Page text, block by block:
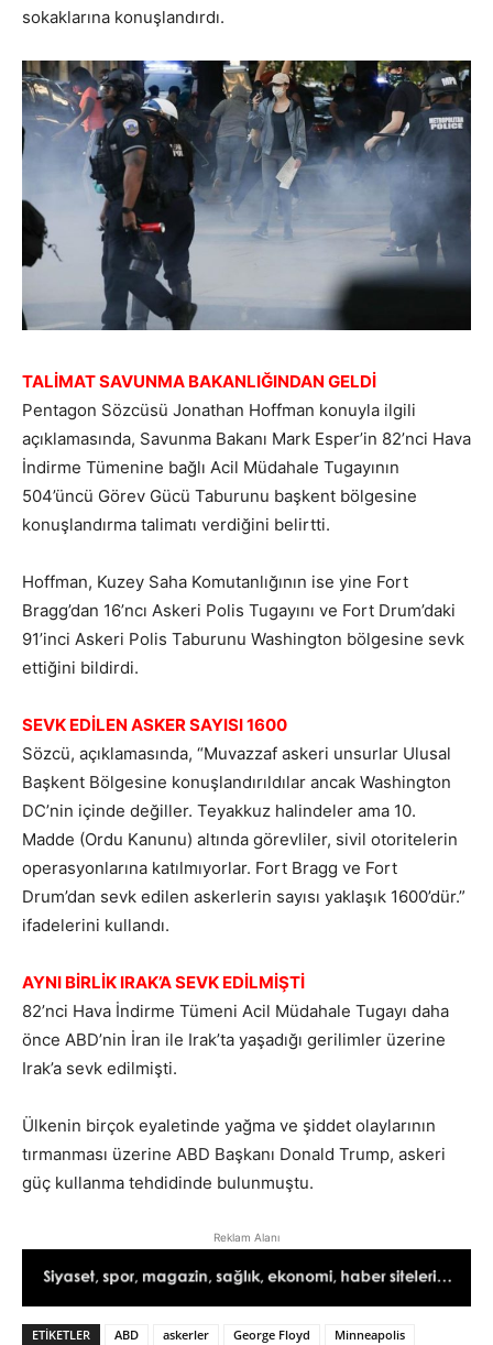
sokaklarına konuşlandırdı.
TALİMAT SAVUNMA BAKANLIĞINDAN GELDİ
Pentagon Sözcüsü Jonathan Hoffman konuyla ilgili
açıklamasında, Savunma Bakanı Mark Esper’in 82’nci Hava
İndirme Tümenine bağlı Acil Müdahale Tugayının
504’üncü Görev Gücü Taburunu başkent bölgesine
konuşlandırma talimatı verdiğini belirtti.
Hoffman, Kuzey Saha Komutanlığının ise yine Fort
Bragg’dan 16’ncı Askeri Polis Tugayını ve Fort Drum’daki
91’inci Askeri Polis Taburunu Washington bölgesine sevk
ettiğini bildirdi.
SEVK EDİLEN ASKER SAYISI 1600
Sözcü, açıklamasında, “Muvazzaf askeri unsurlar Ulusal
Başkent Bölgesine konuşlandırıldılar ancak Washington
DC’nin içinde değiller. Teyakkuz halindeler ama 10.
Madde (Ordu Kanunu) altında görevliler, sivil otoritelerin
operasyonlarına katılmıyorlar. Fort Bragg ve Fort
Drum’dan sevk edilen askerlerin sayısı yaklaşık 1600’dür.”
ifadelerini kullandı.
AYNI BİRLİK IRAK’A SEVK EDİLMİŞTİ
82’nci Hava İndirme Tümeni Acil Müdahale Tugayı daha
önce ABD’nin İran ile Irak’ta yaşadığı gerilimler üzerine
Irak’a sevk edilmişti.
Ülkenin birçok eyaletinde yağma ve şiddet olaylarının
tırmanması üzerine ABD Başkanı Donald Trump, askeri
güç kullanma tehdidinde bulunmuştu.
Reklam Alanı
ETIKETLER ABD askerler George Floyd
Minneapolis